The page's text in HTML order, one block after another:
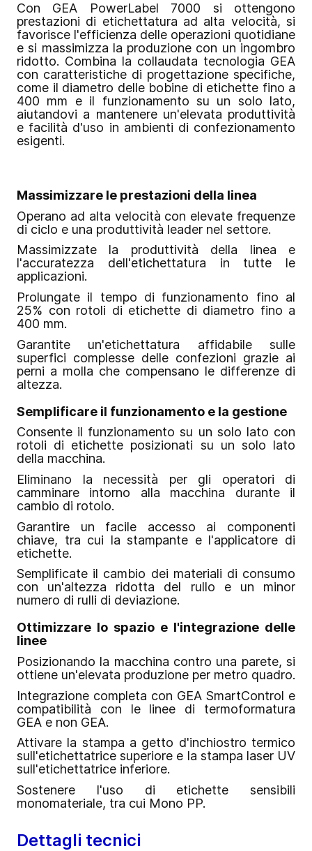
Con GEA PowerLabel 7000 si ottengono
prestazioni di etichettatura ad alta velocità, si
favorisce l'efficienza delle operazioni quotidiane
e si massimizza la produzione con un ingombro
ridotto. Combina la collaudata tecnologia GEA
con caratteristiche di progettazione specifiche,
come il diametro delle bobine di etichette fino a
400 mm e il funzionamento su un solo lato,
aiutandovi a mantenere un'elevata produttività
e facilità d'uso in ambienti di confezionamento
esigenti.
Massimizzare le prestazioni della linea
Operano ad alta velocità con elevate frequenze
di ciclo e una produttività leader nel settore.
Massimizzate la produttività della linea e
l'accuratezza dell'etichettatura in tutte le
applicazioni.
Prolungate il tempo di funzionamento fino al
25% con rotoli di etichette di diametro fino a
400 mm.
Garantite un'etichettatura affidabile sulle
superfici complesse delle confezioni grazie ai
perni a molla che compensano le differenze di
altezza.
Semplificare il funzionamento e la gestione
Consente il funzionamento su un solo lato con
rotoli di etichette posizionati su un solo lato
della macchina.
Eliminano la necessità per gli operatori di
camminare intorno alla macchina durante il
cambio di rotolo.
Garantire un facile accesso ai componenti
chiave, tra cui la stampante e l'applicatore di
etichette.
Semplificate il cambio dei materiali di consumo
con un'altezza ridotta del rullo e un minor
numero di rulli di deviazione.
Ottimizzare lo spazio e l'integrazione delle
linee
Posizionando la macchina contro una parete, si
ottiene un'elevata produzione per metro quadro.
Integrazione completa con GEA SmartControl e
compatibilità con le linee di termoformatura
GEA e non GEA.
Attivare la stampa a getto d'inchiostro termico
sull'etichettatrice superiore e la stampa laser UV
sull'etichettatrice inferiore.
Sostenere l'uso di etichette sensibili
monomateriale, tra cui Mono PP.
Dettagli tecnici